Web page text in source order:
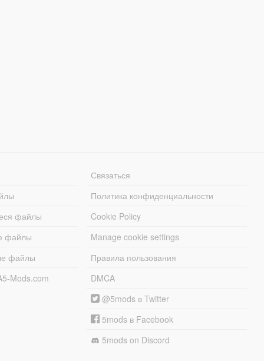
файлы
файлы
файлы
Mods.com
Связаться
Политика конфиденциальности
Cookie Policy
Manage cookie settings
Правила пользования
DMCA
@5mods в Twitter
5mods в Facebook
5mods on Discord